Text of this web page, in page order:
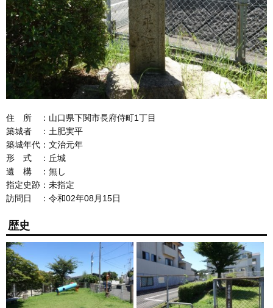
住 所 ：山口県下関市長府侍町1丁目
築城者 ：土肥実平
築城年代：文治元年
形 式 ：丘城
遺 構 ：無し
指定史跡：未指定
訪問日 ：令和02年08月15日
歴史